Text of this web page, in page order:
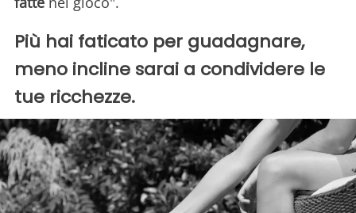
Più hai faticato per guadagnare,
meno incline sarai a condividere le
tue ricchezze.